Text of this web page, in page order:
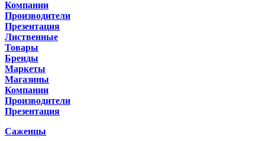
Компании
Производители
Презентация
Лиственные
Товары
Бренды
Маркеты
Магазины
Компании
Производители
Презентация
Саженцы